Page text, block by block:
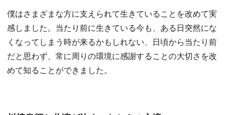
僕はさまざまな方に支えられて生きていることを改めて実
感しました。当たり前に生きている今も、ある日突然にな
くなってしまう時が来るかもしれない、日頃から当たり前
だと思わず、常に周りの環境に感謝することの大切さを改
めて知ることができました。